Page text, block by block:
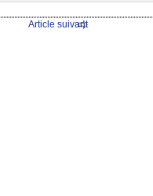
Article suivant